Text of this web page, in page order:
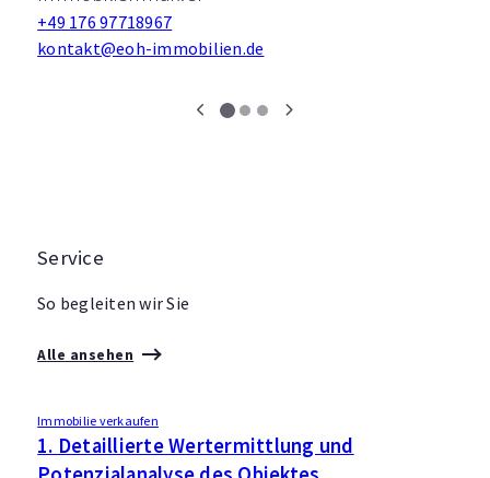
+49 176 97718967
kontakt@eoh-immobilien.de
Service
So begleiten wir Sie
Alle ansehen
Immobilie verkaufen
1. Detaillierte Wertermittlung und